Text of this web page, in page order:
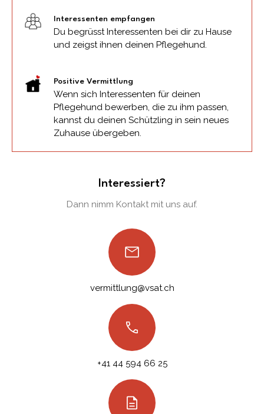
Interessenten empfangen
Du begrüsst Interessenten bei dir zu Hause
und zeigst ihnen deinen Pflegehund.
Positive Vermittlung
Wenn sich Interessenten für deinen
Pflegehund bewerben, die zu ihm passen,
kannst du deinen Schützling in sein neues
Zuhause übergeben.
Interessiert?
Dann nimm Kontakt mit uns auf.
vermittlung@vsat.ch
+41 44 594 66 25